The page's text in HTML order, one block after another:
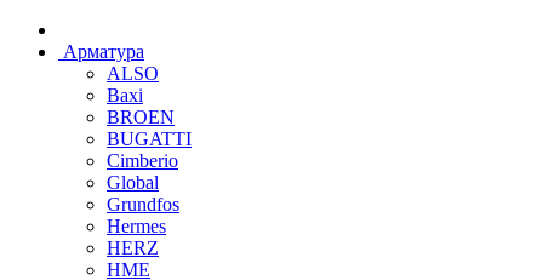
Арматура
ALSO
Baxi
BROEN
BUGATTI
Cimberio
Global
Grundfos
Hermes
HERZ
HME